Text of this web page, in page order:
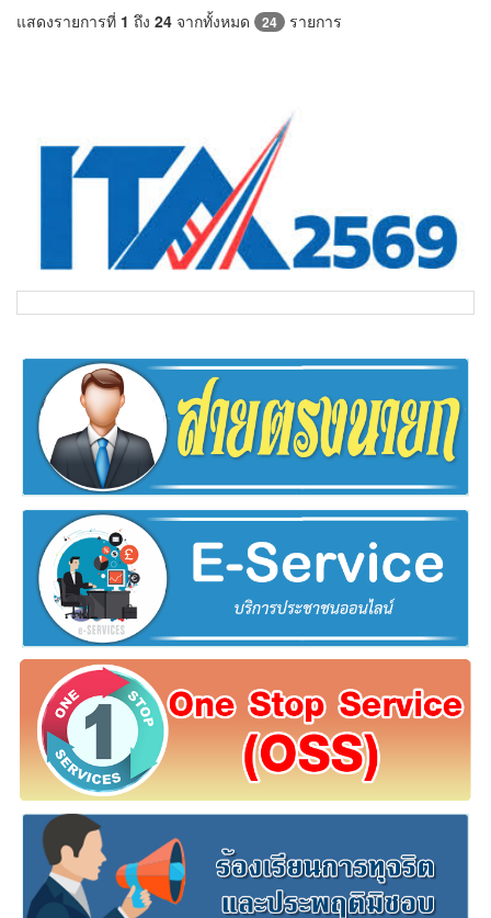
แสดงรายการที่ 1 ถึง 24 จากทั้งหมด 24 รายการ